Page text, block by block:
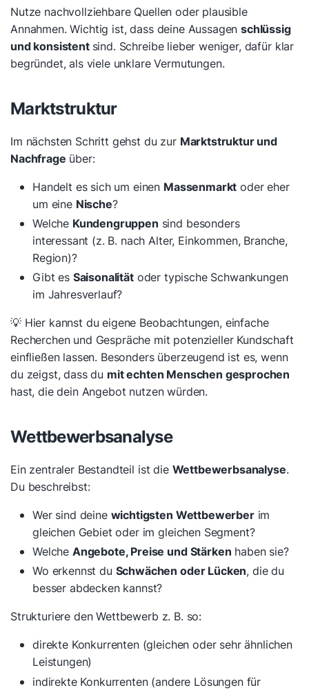
Nutze nachvollziehbare Quellen oder plausible
Annahmen. Wichtig ist, dass deine Aussagenschlüssig
und konsistent sind. Schreibe lieber weniger, dafür klar
begründet, als viele unklare Vermutungen.
Marktstruktur
Im nächsten Schritt gehst du zur Marktstruktur und
Nachfrage über:
Handelt es sich um einen Massenmarkt oder eher
um eine Nische?
Welche Kundengruppen sind besonders
interessant (z. B. nach Alter, Einkommen, Branche,
Region)?
Gibt es Saisonalitätoder typische Schwankungen
im Jahresverlauf?
💡 Hier kannst du eigene Beobachtungen, einfache
Recherchen und Gespräche mit potenzieller Kundschaft
einfließen lassen. Besonders überzeugend ist es, wenn
du zeigst, dass du mit echten Menschen gesprochen
hast, die dein Angebot nutzen würden.
Wettbewerbsanalyse
Ein zentraler Bestandteil ist die Wettbewerbsanalyse.
Du beschreibst:
Wer sind deine wichtigsten Wettbewerberim
gleichen Gebiet oder im gleichen Segment?
Welche Angebote, Preise und Stärken haben sie?
Wo erkennst du Schwächen oder Lücken, die du
besser abdecken kannst?
Strukturiere den Wettbewerb z. B. so:
direkte Konkurrenten (gleichen oder sehr ähnlichen
Leistungen)
indirekte Konkurrenten (andere Lösungen für